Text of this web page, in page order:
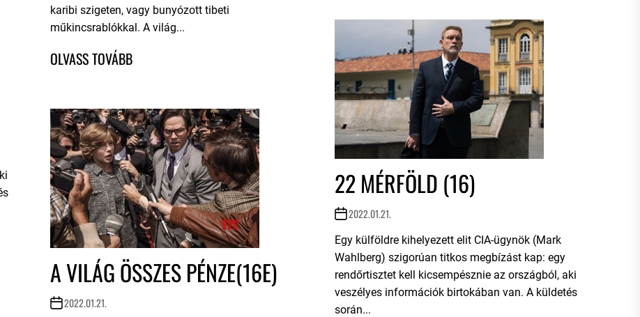
karibi szigeten, vagy bunyózott tibeti
műkincsrablókkal. A világ...
22 MÉRFÖLD (16)
2022.01.21.
Egy külföldre kihelyezett elit CIA-ügynök (Mark
Wahlberg) szigorúan titkos megbízást kap: egy
rendőrtisztet kell kicsempésznie az országból, aki
veszélyes információk birtokában van. A küldetés
során...
A VILÁG ÖSSZES PÉNZE(16E)
2022.01.21.